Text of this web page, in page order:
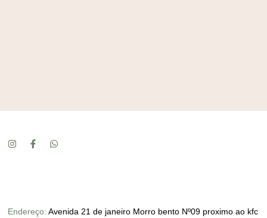
Endereço: Avenida 21 de janeiro Morro bento Nº09 proximo ao kfc